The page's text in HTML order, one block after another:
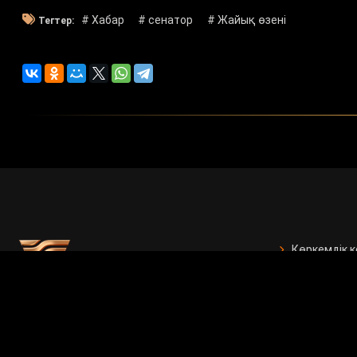
Тегтер: # Хабар # сенатор # Жайық өзені
Көркемдік